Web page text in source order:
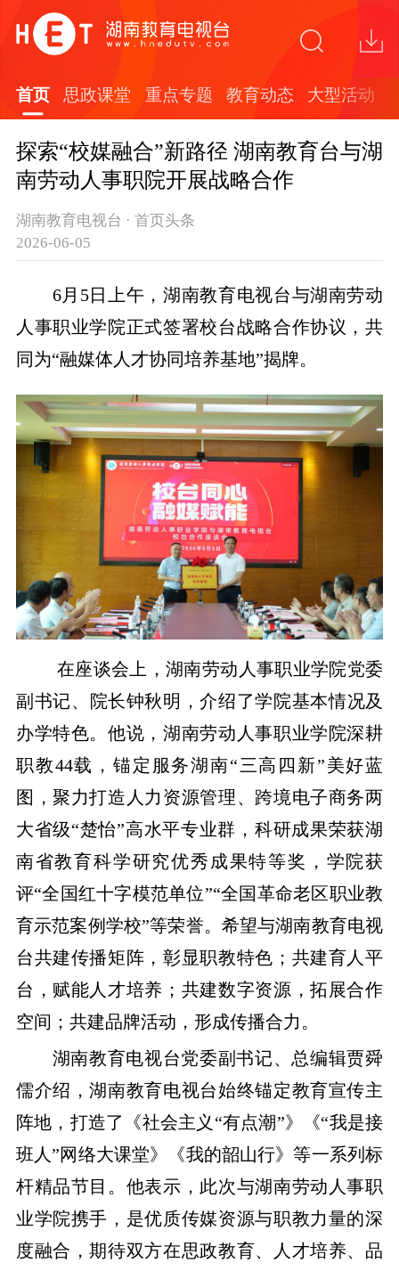
首页 思政课堂 重点专题 教育动态 大型活动
探索“校媒融合”新路径 湖南教育台与湖
南劳动人事职院开展战略合作
湖南教育电视台 · 首页头条
2026-06-05
6月 5日
上午，湖南教育电视台与湖南劳动
人事职业学院正式签署校台战略合作协议，共
同为“融媒体人才协同培养基地”揭牌。
在座谈会上，湖南劳动人事职业学院党委
副 书记、 院长钟秋明，介绍了学院基本情况及
办学特色。他说，湖南劳动人事职业学院深耕
职教44载，锚定服务湖南“三高四新”美好蓝
图，聚力打造人力资源管理、跨境电子商务两
大省级“楚怡”高水平专业群，科研成果荣获湖
南省教育科学研究优秀成果特等奖，学院获
评“全国红十字模范单位”“全国革命老区职业教
育示范案例学校”等荣誉。希望与湖南教育电视
台共建传播矩阵，彰显职教特色；共建育人平
台，赋能人才培养；共建数字资源，拓展合作
空间；共建品牌活动，形成传播合力。
湖南教育电视台党委副书记、总编辑贾舜
儒介绍，湖南教育电视台始终锚定教育宣传主
阵地，打造了《社会主义“有点潮”》《“我是接
班人”网络大课堂》《我的韶山行》等一系列标
杆精品节目。他表示，此次与湖南劳动人事职
业学院携手，是优质传媒资源与职教力量的深
度融合，期待双方在思政教育、人才培养、品